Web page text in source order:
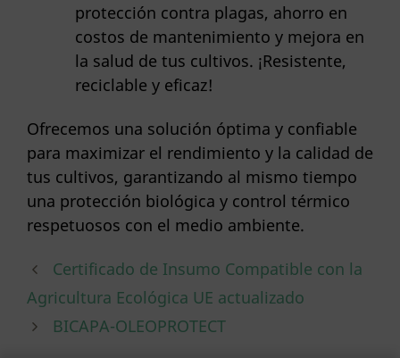
protección contra plagas, ahorro en
costos de mantenimiento y mejora en
la salud de tus cultivos. ¡Resistente,
reciclable y eficaz!
Ofrecemos una solución óptima y confiable
para maximizar el rendimiento y la calidad de
tus cultivos, garantizando al mismo tiempo
una protección biológica y control térmico
respetuosos con el medio ambiente.
Certificado de Insumo Compatible con la
Agricultura Ecológica UE actualizado
BICAPA-OLEOPROTECT